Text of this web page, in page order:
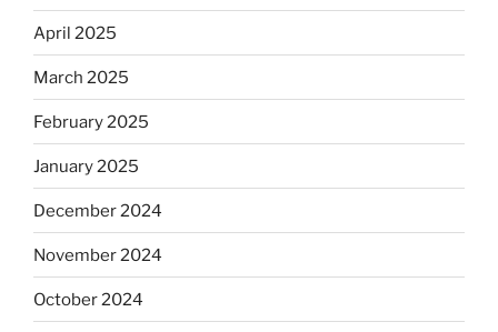
April 2025
March 2025
February 2025
January 2025
December 2024
November 2024
October 2024